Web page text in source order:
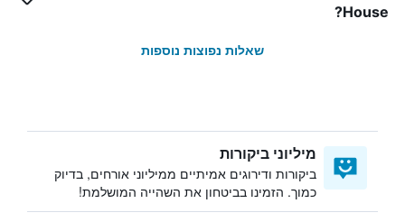
House?
שאלות נפוצות נוספות
מיליוני ביקורות
ביקורות ודירוגים אמיתיים ממיליוני אורחים, בדיוק
כמוך. הזמינו בביטחון את השהייה המושלמת!